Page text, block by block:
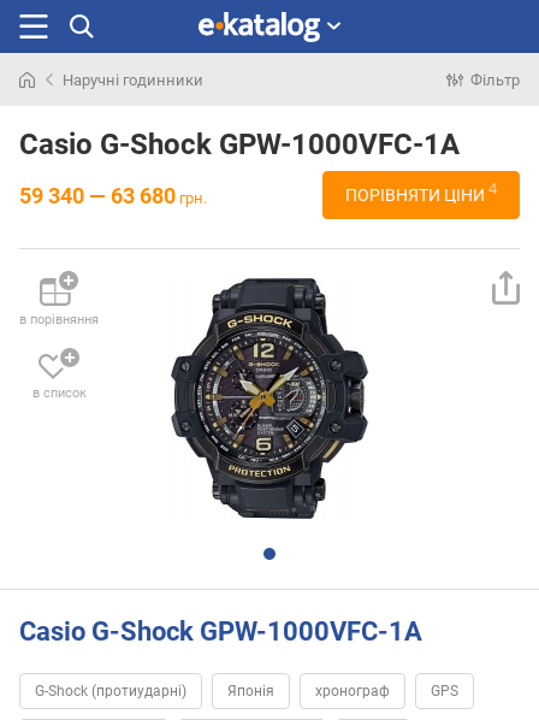
раніше
Наручні годинники Фільтр
Casio G-Shock GPW-1000VFC-1A
59 340 — 63 680 грн. ПОРІВНЯТИ ЦІНИ 4
в порівняння
в список
Casio G-Shock GPW-1000VFC-1A
G-Shock (протиударні) Японія хронограф GPS